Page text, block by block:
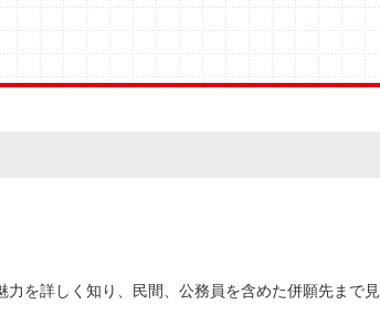
を詳しく知り、民間、公務員を含めた併願先まで見